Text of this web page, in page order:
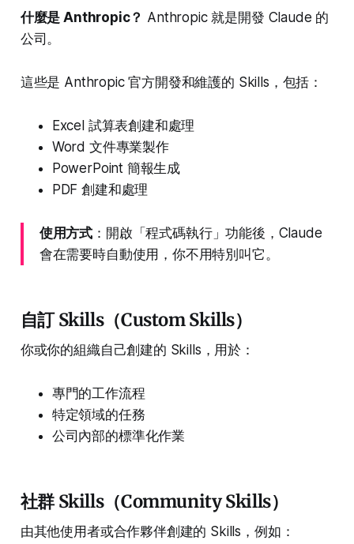
什麼是 Anthropic？ Anthropic 就是開發 Claude 的
公司。
這些是 Anthropic 官方開發和維護的 Skills，包括：
Excel 試算表創建和處理
Word 文件專業製作
PowerPoint 簡報生成
PDF 創建和處理
使用方式 ：開啟「程式碼執行」功能後，Claude
會在需要時自動使用，你不用特別叫它。
自訂 Skills（Custom Skills）
你或你的組織自己創建的 Skills，用於：
專門的工作流程
特定領域的任務
公司內部的標準化作業
社群 Skills（Community Skills）
由其他使用者或合作夥伴創建的 Skills，例如：